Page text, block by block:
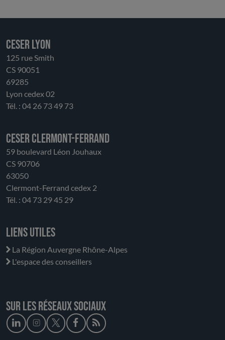
investissement, porteur d’avenir, et soutien au
fonctionnement aux acteurs économiques, sociaux
et environnementaux. Le CESER souligne la
nécessité d’un dialogue entre l’État et les
collectivités afin d’améliorer la prévisibilité
financière.
CESER LYON
125 rue Smith
CS 90051
69285
Lyon cedex 02
Tél. : 04 26 73 49 73
CESER Clermont-Ferrand
59 boulevard Léon Jouhaux
CS 90706
63050
Clermont-Ferrand cedex 2
Tél. : 04 73 29 45 29
Liens utiles
La Région Auvergne Rhône-Alpes
L'espace des conseillers
Sur les réseaux sociaux